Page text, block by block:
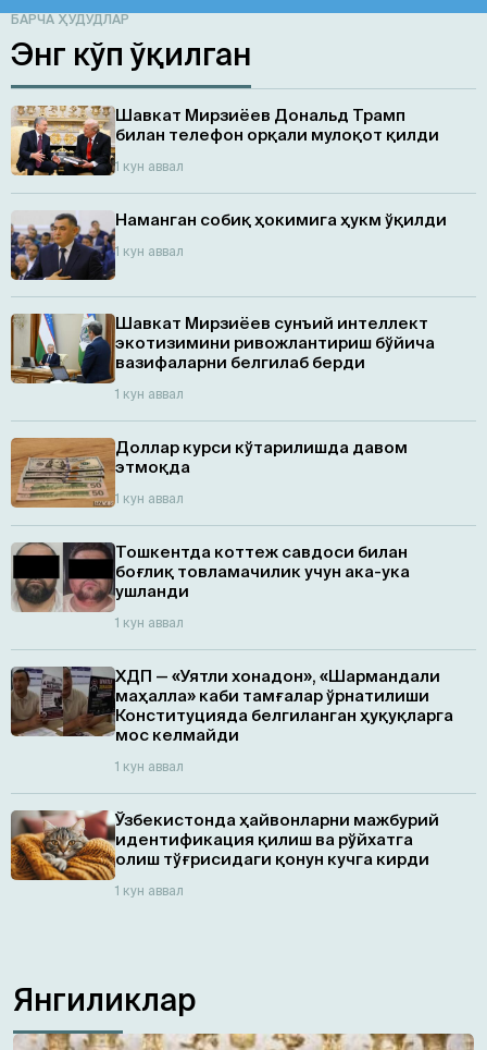
БАРЧА ҲУДУДЛАР
Энг кўп ўқилган
Шавкат Мирзиёев Дональд Трамп
билан телефон орқали мулоқот қилди
1 кун аввал
Наманган собиқ ҳокимига ҳукм ўқилди
1 кун аввал
Шавкат Мирзиёев сунъий интеллект
экотизимини ривожлантириш бўйича
вазифаларни белгилаб берди
1 кун аввал
Доллар курси кўтарилишда давом
этмоқда
1 кун аввал
Тошкентда коттеж савдоси билан
боғлиқ товламачилик учун ака-ука
ушланди
1 кун аввал
ХДП — «Уятли хонадон», «Шармандали
маҳалла» каби тамғалар ўрнатилиши
Конституцияда белгиланган ҳуқуқларга
мос келмайди
1 кун аввал
Ўзбекистонда ҳайвонларни мажбурий
идентификация қилиш ва рўйхатга
олиш тўғрисидаги қонун кучга кирди
1 кун аввал
Янгиликлар